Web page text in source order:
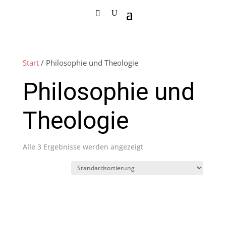
Start/ Philosophie und Theologie
Philosophie und
Theologie
Alle 3 Ergebnisse werden angezeigt